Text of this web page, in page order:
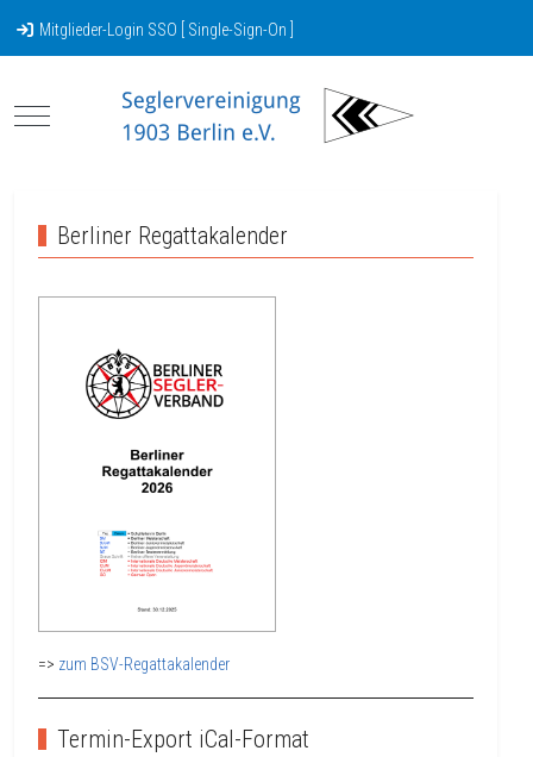
Mitglieder-Login SSO [ Single-Sign-On ]
Mobile Menu Toggle
Berliner Regattakalender
=> zum BSV-Regattakalender
Termin-Export iCal-Format